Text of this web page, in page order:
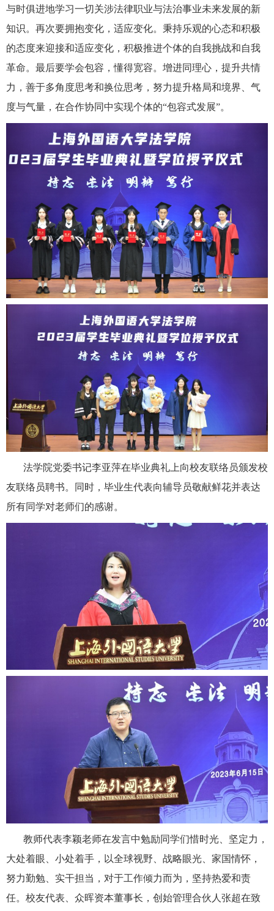
与时俱进地学习一切关涉法律职业与法治事业未来发展的新
知识。再次要拥抱变化，适应变化。秉持乐观的心态和积极
的态度来迎接和适应变化，积极推进个体的自我挑战和自我
革命。最后要学会包容，懂得宽容。增进同理心，提升共情
力，善于多角度思考和换位思考，努力提升格局和境界、气
度与气量，在合作协同中实现个体的“包容式发展”。
法学院党委书记李亚萍在毕业典礼上向校友联络员颁发校
友联络员聘书。同时，毕业生代表向辅导员敬献鲜花并表达
所有同学对老师们的感谢。
教师代表李颖老师在发言中勉励同学们惜时光、坚定力，
大处着眼、小处着手，以全球视野、战略眼光、家国情怀，
努力勤勉、实干担当，对于工作倾力而为，坚持热爱和责
任。校友代表、众晖资本董事长，创始管理合伙人张超在致